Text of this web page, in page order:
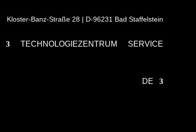
Kloster-Banz-Straße 28 | D-96231 Bad Staffelstein
TECHNOLOGIEZENTRUM SERVICE
DE